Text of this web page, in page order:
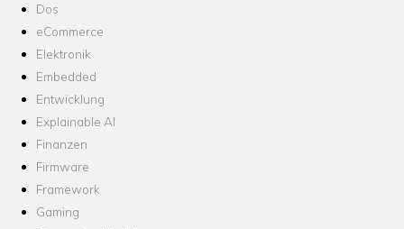
Dos
eCommerce
Elektronik
Embedded
Entwicklung
Explainable AI
Finanzen
Firmware
Framework
Gaming